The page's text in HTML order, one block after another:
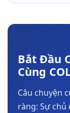
Bắt Đầu
Cùng
Câu chuyện
ràng: Sự chủ